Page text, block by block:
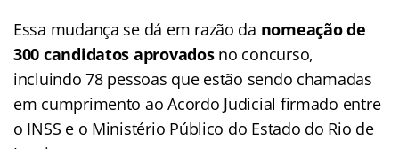
Essa mudança se dá em razão da nomeação de
300 candidatos aprovadosno concurso,
incluindo 78 pessoas que estão sendo chamadas
em cumprimento ao Acordo Judicial firmado entre
o INSS e o Ministério Público do Estado do Rio de